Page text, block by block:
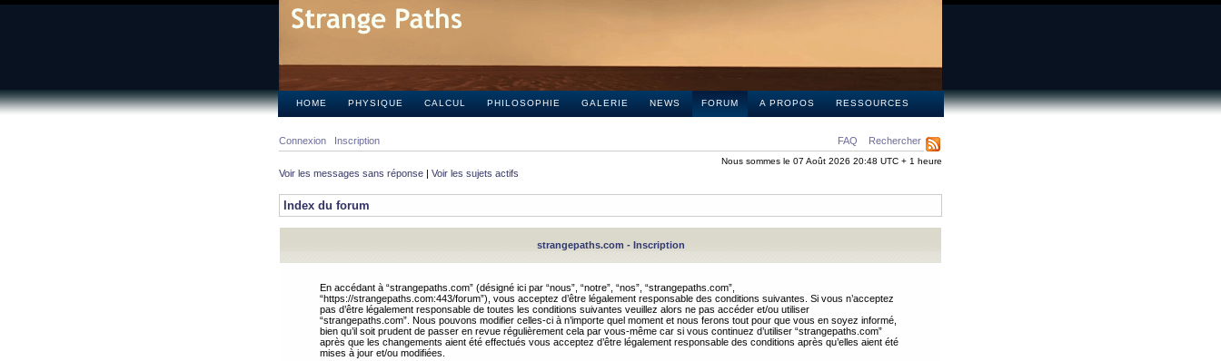
HOME PHYSIQUE CALCUL PHILOSOPHIE GALERIE NEWS FORUM A PROPOS RESSOURCES
FAQ Rechercher
Connexion Inscription
Nous sommes le 07 Août 2026 20:48 UTC + 1 heure
Voir les messages sans réponse | Voir les sujets actifs
Index du forum
strangepaths.com - Inscription
En accédant à “strangepaths.com” (désigné ici par “nous”, “notre”, “nos”, “strangepaths.com”,
“https://strangepaths.com:443/forum”), vous acceptez d’être légalement responsable des conditions suivantes. Si vous n’acceptez
pas d’être légalement responsable de toutes les conditions suivantes veuillez alors ne pas accéder et/ou utiliser
“strangepaths.com”. Nous pouvons modifier celles-ci à n’importe quel moment et nous ferons tout pour que vous en soyez informé,
bien qu’il soit prudent de passer en revue régulièrement cela par vous-même car si vous continuez d’utiliser “strangepaths.com”
après que les changements aient été effectués vous acceptez d’être légalement responsable des conditions après qu’elles aient été
mises à jour et/ou modifiées.